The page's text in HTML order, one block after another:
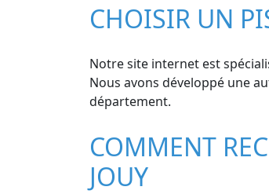
CHOISIR UN
Notre site internet est
Nous avons développé une
département.
COMMENT
JOUY